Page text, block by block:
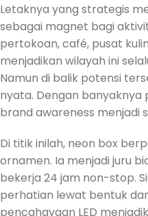
Letaknya yang strategis
sebagai magnet bagi
pertokoan, café, pusat
menjadikan wilayah ini
Namun di balik potensi
nyata. Dengan banyaknya
brand awareness menjadi
Di titik inilah, neon box
ornamen. Ia menjadi juru
bekerja 24 jam non-stop.
perhatian lewat bentuk
pencahayaan LED